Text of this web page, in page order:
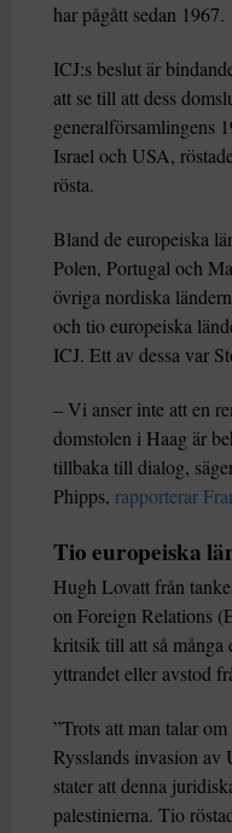
har pågått sedan 1967.
ICJ:s beslut är
att se till att dess
generalförsamlingens
Israel och USA,
rösta.
Bland de europeiska
Polen, Portugal och
övriga nordiska
och tio europeiska
ICJ. Ett av dessa var
– Vi anser inte att en
domstolen i Haag är
tillbaka till dialog,
Phipps, rapporterar
Tio europeiska
Hugh Lovatt från
on Foreign Relations
kritsik till att så många
yttrandet eller avstod
”Trots att man talar
Rysslands invasion av
stater att denna
palestinierna. Tio